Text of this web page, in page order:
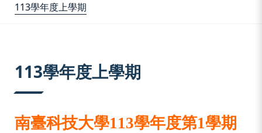
113學年度上學期
113學年度上學期
南臺科技大學113學年度第1學期